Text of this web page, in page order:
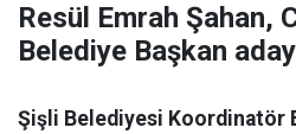
Resül Emrah Şahan,
Belediye Başkan
Şişli Belediyesi Koordinatör